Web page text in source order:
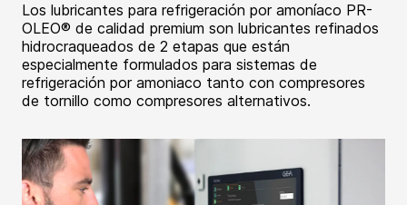
Los lubricantes para refrigeración por amoníaco PR-
OLEO® de calidad premium son lubricantes refinados
hidrocraqueados de 2 etapas que están
especialmente formulados para sistemas de
refrigeración por amoniaco tanto con compresores
de tornillo como compresores alternativos.